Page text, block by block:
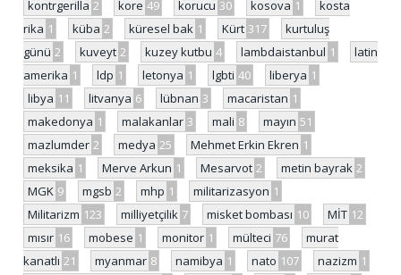
kontrgerilla 2 kore 49 korucu 30 kosova 1
kosta
rika 1 küba 2 küresel bak 1 Kürt 317
kurtuluş
günü 2 kuveyt 2 kuzey kutbu 4 lambdaistanbul 1
latin
amerika 1 ldp 1 letonya 1 lgbti 40 liberya 1
libya 11 litvanya 6 lübnan 3 macaristan 1
makedonya 1 malakanlar 3 mali 8 mayın 51
mazlumder 2 medya 25 Mehmet Erkin Ekren 1
meksika 1 Merve Arkun 1 Mesarvot 2 metin bayrak 2
MGK 9 mgsb 2 mhp 1 militarizasyon 1
Militarizm 123 milliyetçilik 7 misket bombası 10 MİT 12
mısır 16 mobese 1 monitor 1 mülteci 76
murat
kanatlı 21 myanmar 8 namibya 1 nato 107 nazizm 1